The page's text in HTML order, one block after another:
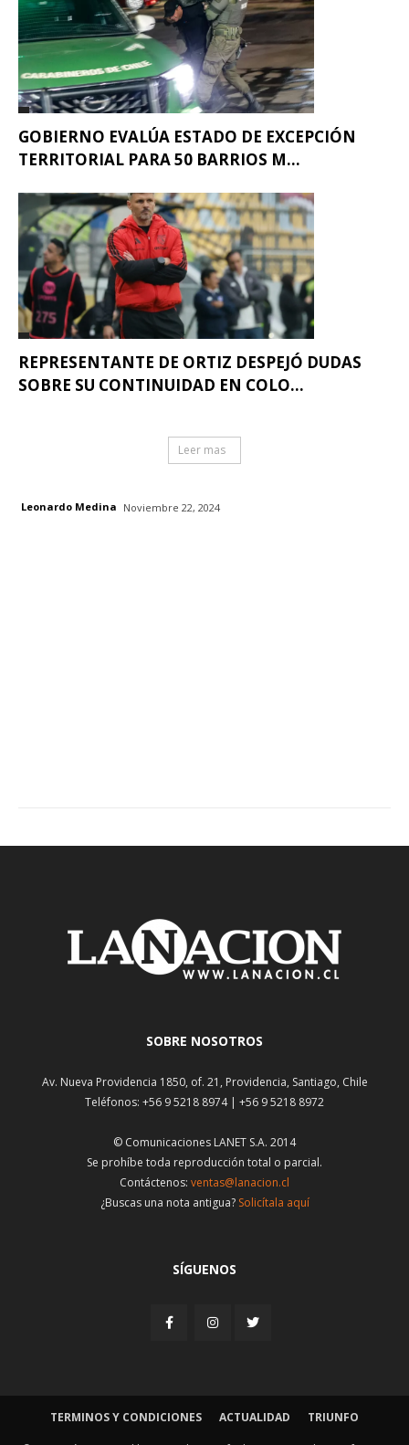
GOBIERNO EVALÚA ESTADO DE EXCEPCIÓN
TERRITORIAL PARA 50 BARRIOS M...
REPRESENTANTE DE ORTIZ DESPEJÓ DUDAS
SOBRE SU CONTINUIDAD EN COLO...
Leer mas
Leonardo Medina Noviembre 22, 2024
SOBRE NOSOTROS
Av. Nueva Providencia 1850, of. 21, Providencia, Santiago, Chile
Teléfonos: +56 9 5218 8974 | +56 9 5218 8972
© Comunicaciones LANET S.A. 2014
Se prohíbe toda reproducción total o parcial.
Contáctenos: ventas@lanacion.cl
¿Buscas una nota antigua? Solicítala aquí
SÍGUENOS
TERMINOS Y CONDICIONES ACTUALIDAD TRIUNFO